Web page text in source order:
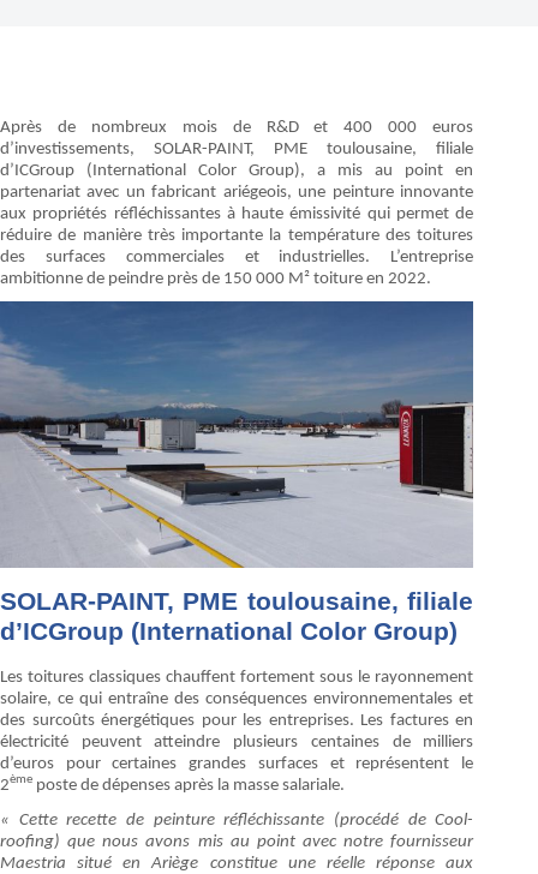
Après de nombreux mois de R&D et 400 000 euros
d’investissements, SOLAR-PAINT, PME toulousaine,
filiale
d’ICGroup (International Color Group), a mis au point en
partenariat avec un fabricant ariégeois, une peinture innovante
aux propriétés réfléchissantes à haute émissivité qui permet de
réduire de manière très importante la température des toitures
des surfaces commerciales et industrielles. L’entreprise
ambitionne de peindre près de 150 000 M² toiture en 2022.
SOLAR-PAINT, PME toulousaine, filiale
d’ICGroup (International Color Group)
Les toitures classiques chauffent fortement sous le rayonnement
solaire, ce qui entraîne des conséquences environnementales et
des surcoûts énergétiques pour les entreprises. Les factures en
électricité peuvent atteindre plusieurs centaines de milliers
d’euros pour certaines grandes surfaces et représentent le
2ème poste de dépenses après la masse salariale.
« Cette recette de peinture réfléchissante (procédé de Cool-
roofing) que nous avons mis au point avec notre fournisseur
Maestria situé en Ariège constitue une réelle réponse aux